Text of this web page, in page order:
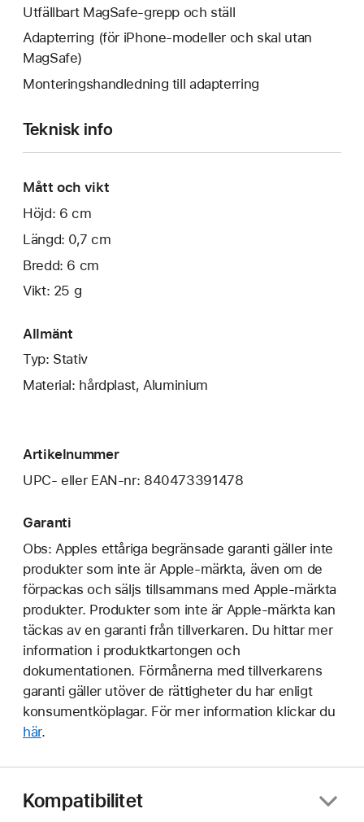
Utfällbart MagSafe-grepp och ställ
Adapterring (för iPhone-modeller och skal utan
MagSafe)
Monteringshandledning till adapterring
Teknisk info
Mått och vikt
Höjd: 6 cm
Längd: 0,7 cm
Bredd: 6 cm
Vikt: 25 g
Allmänt
Typ: Stativ
Material: hårdplast, Aluminium
Artikelnummer
UPC- eller EAN-nr: 840473391478
Garanti
Obs: Apples ettåriga begränsade garanti gäller inte
produkter som inte är Apple-märkta, även om de
förpackas och säljs tillsammans med Apple-märkta
produkter. Produkter som inte är Apple-märkta kan
täckas av en garanti från tillverkaren. Du hittar mer
information i produktkartongen och
dokumentationen. Förmånerna med tillverkarens
garanti gäller utöver de rättigheter du har enligt
konsumentköplagar. För mer information klickar du
här.
Kompatibilitet